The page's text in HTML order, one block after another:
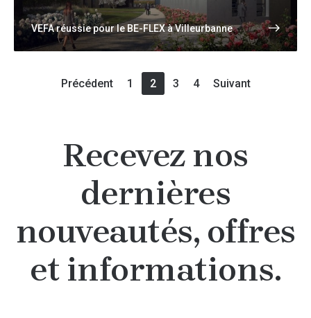
VEFA réussie pour le BE-FLEX à Villeurbanne
Précédent 1 2 3 4 Suivant
Recevez nos
dernières
nouveautés, offres
et informations.